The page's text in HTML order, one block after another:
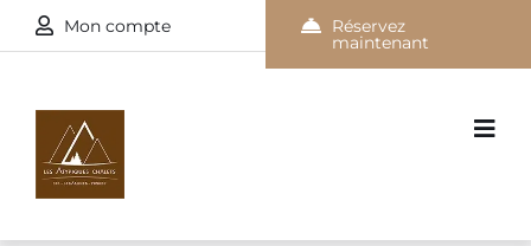
Mon compte Réservez
maintenant